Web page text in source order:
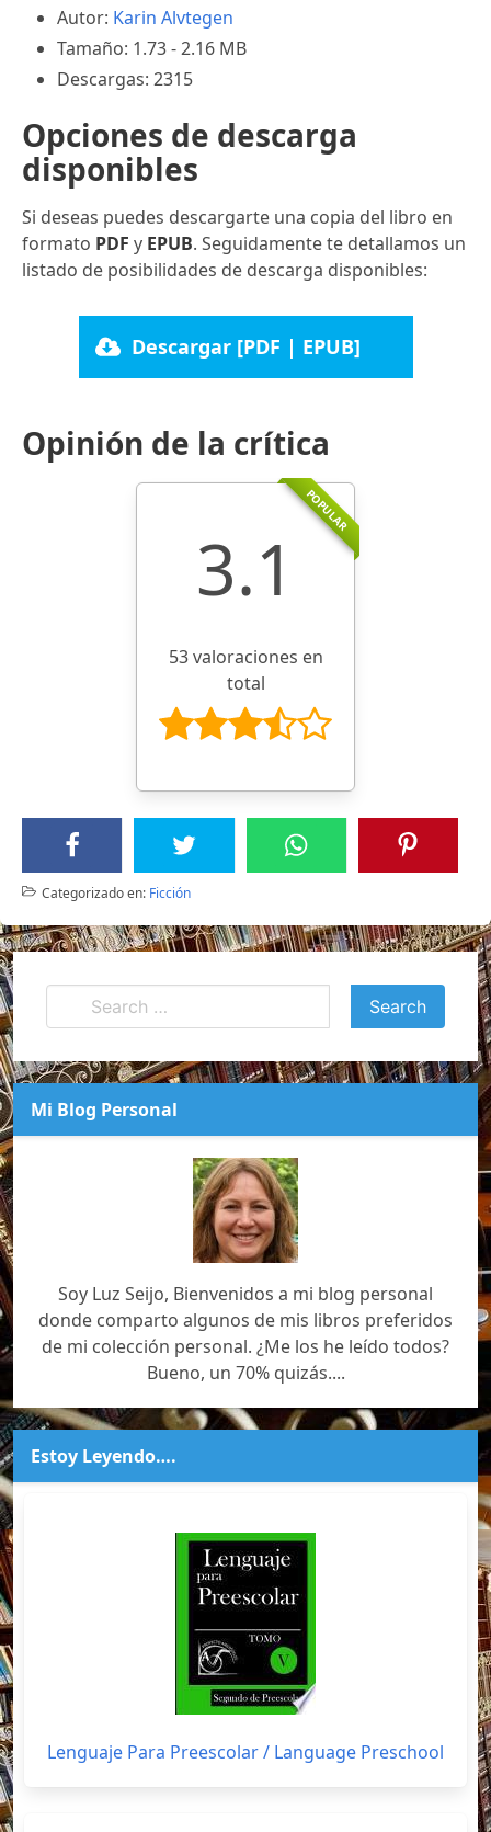
Autor: Karin Alvtegen
Tamaño: 1.73 - 2.16 MB
Descargas: 2315
Opciones de descarga
disponibles
Si deseas puedes descargarte una copia del libro en
formato PDF y EPUB. Seguidamente te detallamos un
listado de posibilidades de descarga disponibles:
Descargar [PDF | EPUB]
Opinión de la crítica
POPULAR
3.1
53 valoraciones en
total
Categorizado en: Ficción
Mi Blog Personal
Soy Luz Seijo, Bienvenidos a mi blog personal
donde comparto algunos de mis libros preferidos
de mi colección personal. ¿Me los he leído todos?
Bueno, un 70% quizás....
Estoy Leyendo….
Lenguaje Para Preescolar / Language Preschool